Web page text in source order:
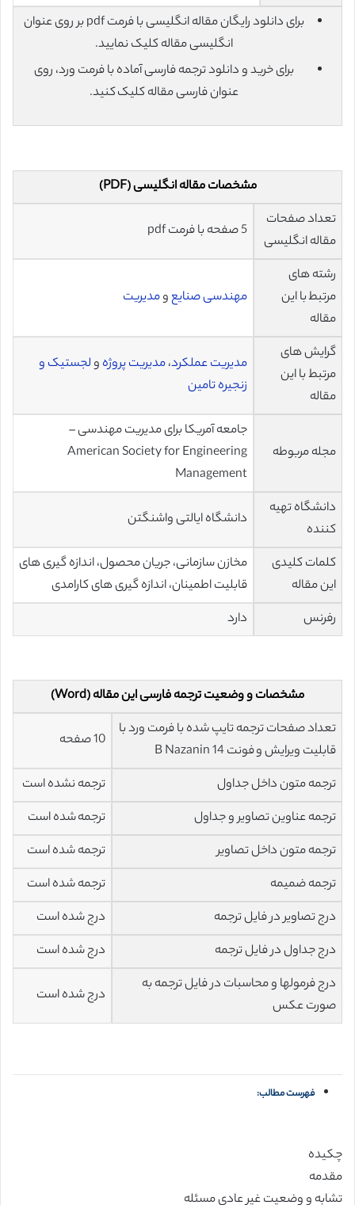
برای دانلود رایگان مقاله انگلیسی با فرمت pdf بر روی عنوان
انگلیسی مقاله کلیک نمایید.
برای خرید و دانلود ترجمه فارسی آماده با فرمت ورد، روی
عنوان فارسی مقاله کلیک کنید.
مشخصات مقاله انگلیسی (PDF)
تعداد صفحات
مقاله انگلیسی
5 صفحه با فرمت pdf
رشته های
مرتبط با این
مقاله
مهندسی صنایعومدیریت
گرایش های
مرتبط با این
مقاله
مدیریت عملکرد،مدیریت پروژه ولجستیک و
زنجیره تامین
مجله مربوطه
جامعه آمریکا برای مدیریت مهندسی –
American Society for Engineering
Management
دانشگاه تهیه
کننده
دانشگاه ایالتی واشنگتن
کلمات کلیدی
این مقاله
مخازن سازمانی، جریان محصول، اندازه گیری های
قابلیت اطمینان، اندازه گیری های کارامدی
رفرنس
دارد
مشخصات و وضعیت ترجمه فارسی این مقاله (Word)
تعداد صفحات ترجمه تایپ شده با فرمت ورد با
قابلیت ویرایش و فونت 14 B Nazanin
10 صفحه
ترجمه متون داخل جداول
ترجمه نشده است
ترجمه عناوین تصاویر و جداول
ترجمه شده است
ترجمه متون داخل تصاویر
ترجمه شده است
ترجمه ضمیمه
ترجمه شده است
درج تصاویر در فایل ترجمه
درج شده است
درج جداول در فایل ترجمه
درج شده است
درج فرمولها و محاسبات در فایل ترجمه به
صورت عکس
درج شده است
فهرست مطالب:
چکیده
مقدمه
تشابه و وضعیت غیر عادی مسئله